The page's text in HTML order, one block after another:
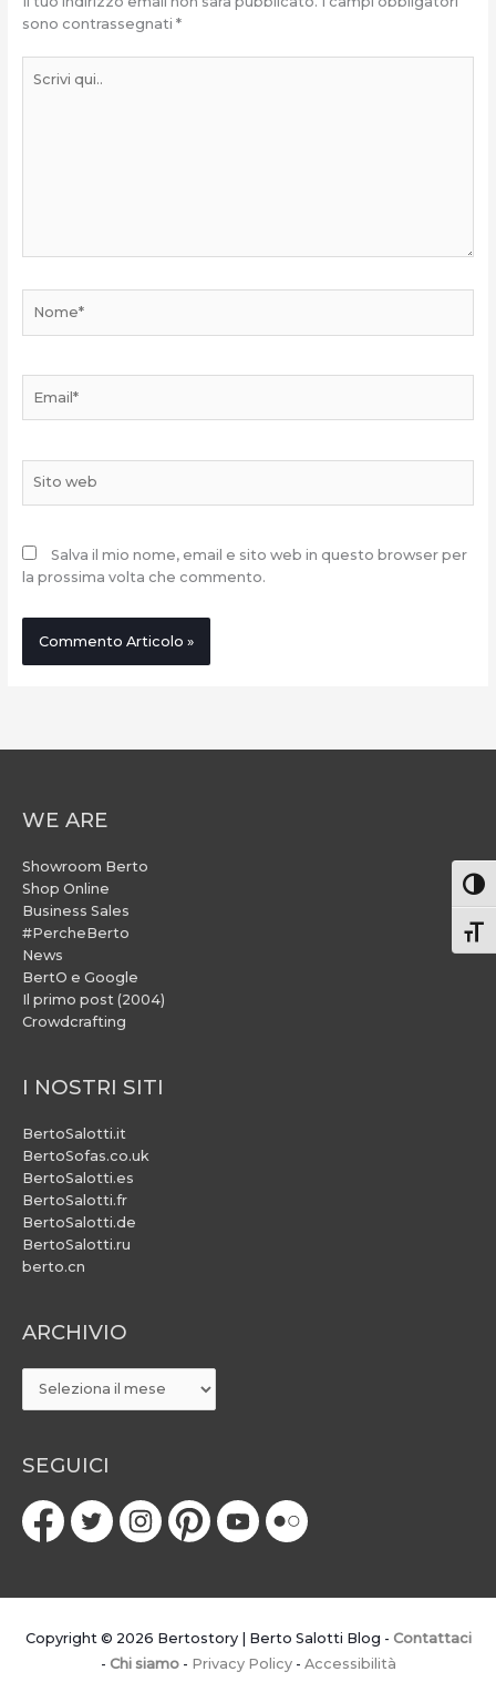
sono contrassegnati *
qui..
web
Salva il mio nome, email e sito web in questo browser per
la prossima volta che commento.
WE ARE
Showroom Berto
Shop Online
Business Sales
#PercheBerto
News
BertO e Google
Il primo post (2004)
Crowdcrafting
I NOSTRI SITI
BertoSalotti.it
BertoSofas.co.uk
BertoSalotti.es
BertoSalotti.fr
BertoSalotti.de
BertoSalotti.ru
berto.cn
ARCHIVIO
ARCHIVIO
SEGUICI
Copyright © 2026 Bertostory | Berto Salotti Blog - Contattaci
- Chi siamo- Privacy Policy- Accessibilità